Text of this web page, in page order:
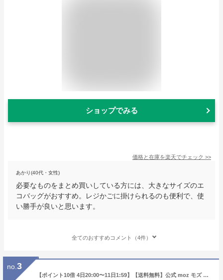
ショップでみる
価格と在庫を楽天でチェック >>
あかり(40代・女性)
必要なものをまとめ買いしている方には、大きなサイズのエ
コバッグがおすすめ。レジかごに掛けられるのも便利で、使
い勝手が良いと思います。
全てのおすすめコメント（4件）
no. 3
【ポイント10倍 4日20:00〜11日1:59】【送料無料】公式 moz モズ sweden ショッピングバッグ エコバッグ エコバック 折りたたみ 折り畳み コンパクト 軽量 2WAY マチ広 大きめ 大容量 レディース 弁当 コンビニ 肩掛け 北欧 おしゃれ かわいい ギフト【メール便】